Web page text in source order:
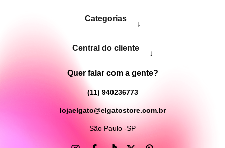
Categorias
↓
Central do cliente
↓
Quer falar com a gente?
(11) 940236773
lojaelgato@elgatostore.com.br
São Paulo -SP